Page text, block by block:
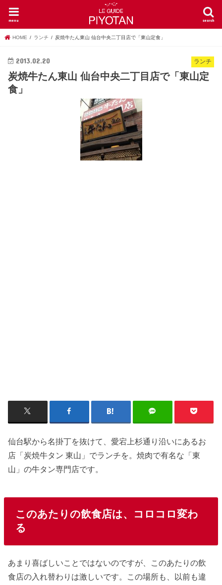
search
menu
HOME ランチ 炭焼牛たん東山 仙台中央二丁目店で「東山定食」
ランチ
2013.02.20
炭焼牛たん東山 仙台中央二丁目店で「東山定
食」
仙台駅から名掛丁を抜けて、愛宕上杉通り沿いにあるお
店「炭焼牛タン 東山」でランチを。焼肉で有名な「東
山」の牛タン専門店です。
このあたりの飲食店は、コロコロ変わ
る
あまり喜ばしいことではないのですが、このあたりの飲
食店の入れ替わりは激しいです。この場所も、以前も違